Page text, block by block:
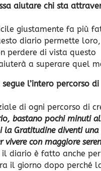
aiutare chi sta
giustamente fa più
diario permette loro,
perdere di vista questo
a superare quel
l’intero percorso di
di ogni percorso di
bastano pochi minuti
la Gratitudine diventi una
con maggiore
diario è fatto anche
il giorno dopo perché